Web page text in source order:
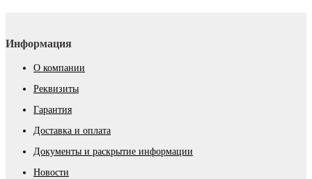
Информация
О компании
Реквизиты
Гарантия
Доставка и оплата
Документы и раскрытие информации
Новости